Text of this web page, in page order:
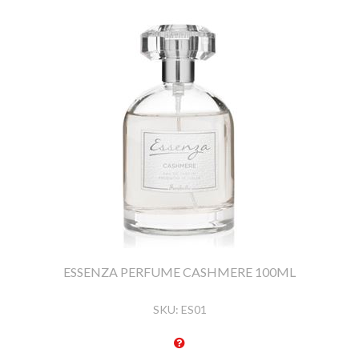
ESSENZA PERFUME CASHMERE 100ML
SKU: ES01